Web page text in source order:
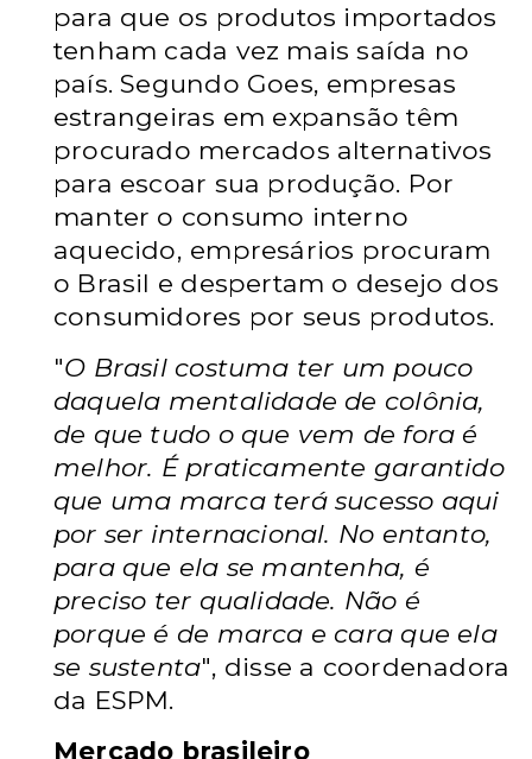
para que os produtos importados
tenham cada vez mais saída no
país. Segundo Goes, empresas
estrangeiras em expansão têm
procurado mercados alternativos
para escoar sua produção. Por
manter o consumo interno
aquecido, empresários procuram
o Brasil e despertam o desejo dos
consumidores por seus produtos.
"O Brasil costuma ter um pouco
daquela mentalidade de colônia,
de que tudo o que vem de fora é
melhor. É praticamente garantido
que uma marca terá sucesso aqui
por ser internacional. No entanto,
para que ela se mantenha, é
preciso ter qualidade. Não é
porque é de marca e cara que ela
se sustenta", disse a coordenadora
da ESPM.
Mercado brasileiro